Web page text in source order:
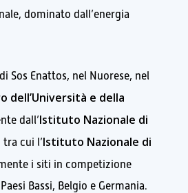
dominato dall’energia
Sos Enattos, nel Nuorese, nel
dell’Università e della
dall’Istituto Nazionale di
cui l’Istituto Nazionale di
i siti in competizione
Bassi, Belgio e Germania.